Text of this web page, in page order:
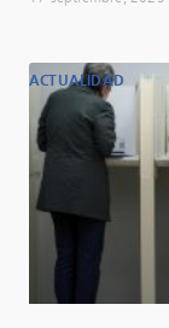
ACTUALIDAD